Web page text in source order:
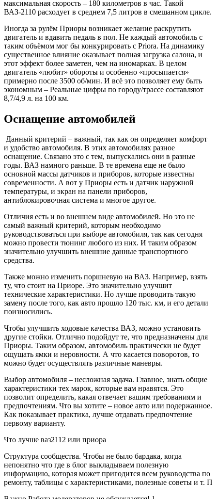
максимальная скорость – 180 километров в час. Такой
ВАЗ-2110 расходует в среднем 7,5 литров в смешанном цикле.
Иногда за рулём Приоры возникает желание раскрутить
двигатель и вдавить педаль в пол. Не каждый автомобиль с
таким объёмом мог бы конкурировать с Priora. На динамику
существенное влияние оказывает полная загрузка салона, и
этот эффект более заметен, чем на иномарках. В целом
двигатель «любит» обороты и особенно «просыпается»
примерно после 3500 об/мин. И всё это позволяет ему быть
экономным – Реальные цифры по городу/трассе составляют
8,7/4,9 л. на 100 км.
Оснащение автомобилей
Данный критерий – важный, так как он определяет комфорт
и удобство автомобиля. В этих автомобилях разное
оснащение. Связано это с тем, выпускались они в разные
годы. ВАЗ намного раньше. В те времена еще не было
основной массы датчиков и приборов, которые известны
современности. А вот у Приоры есть и датчик наружной
температуры, и экран на панели приборов,
антиблокировочная система и многое другое.
Отличия есть и во внешнем виде автомобилей. Но это не
самый важный критерий, которым необходимо
руководствоваться при выборе автомобиля, так как сегодня
можно провести тюнинг любого из них. И таким образом
значительно улучшить внешние данные транспортного
средства.
Также можно изменить поршневую на ВАЗ. Например, взять
ту, что стоит на Приоре. Это значительно улучшит
технические характеристики. Но лучше проводить такую
замену после того, как авто прошло 120 тыс. км, и его детали
поизносились.
Чтобы улучшить ходовые качества ВАЗ, можно установить
другие стойки. Отлично подойдут те, что предназначены для
Приоры. Таким образом, автомобиль практически не будет
ощущать ямки и неровности. А что касается поворотов, то
можно будет осуществлять различные маневры.
Выбор автомобиля – несложная задача. Главное, знать общие
характеристики тех марок, которые вам нравятся. Это
позволит определить, какая отвечает вашим требованиям и
предпочтениям. Что вы хотите – новое авто или подержанное.
Как показывает практика, лучше отдавать предпочтение
первому варианту.
Что лучше ваз2112 или приора
Структура сообщества. Чтобы не было бардака, когда
непонятно что где в блог выкладываем полезную
информацию, которая может пригодится всем руководства по
ремонту, таблицы с характеристиками, полезные советы и т. П